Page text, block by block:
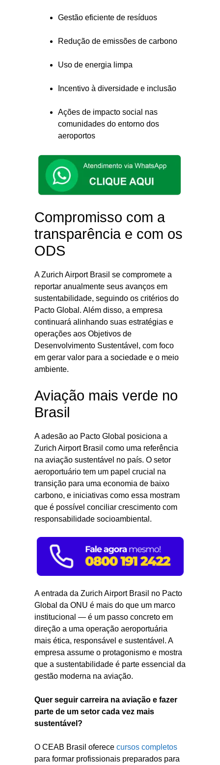
Gestão eficiente de resíduos
Redução de emissões de carbono
Uso de energia limpa
Incentivo à diversidade e inclusão
Ações de impacto social nas
comunidades do entorno dos
aeroportos
Compromisso com a
transparência e com os
ODS
A Zurich Airport Brasil se compromete a
reportar anualmente seus avanços em
sustentabilidade, seguindo os critérios do
Pacto Global. Além disso, a empresa
continuará alinhando suas estratégias e
operações aos Objetivos de
Desenvolvimento Sustentável, com foco
em gerar valor para a sociedade e o meio
ambiente.
Aviação mais verde no
Brasil
A adesão ao Pacto Global posiciona a
Zurich Airport Brasil como uma referência
na aviação sustentável no país. O setor
aeroportuário tem um papel crucial na
transição para uma economia de baixo
carbono, e iniciativas como essa mostram
que é possível conciliar crescimento com
responsabilidade socioambiental.
A entrada da Zurich Airport Brasil no Pacto
Global da ONU é mais do que um marco
institucional — é um passo concreto em
direção a uma operação aeroportuária
mais ética, responsável e sustentável. A
empresa assume o protagonismo e mostra
que a sustentabilidade é parte essencial da
gestão moderna na aviação.
Quer seguir carreira na aviação e fazer
parte de um setor cada vez mais
sustentável?
O CEAB Brasil oferece cursos completos
para formar profissionais preparados para